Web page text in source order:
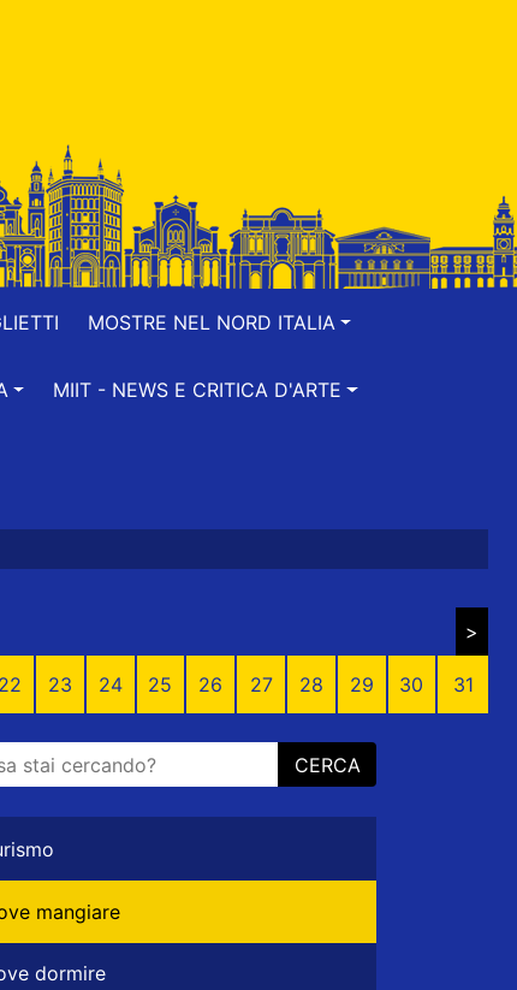
MOSTRE NEL NORD ITALIA
MIIT - NEWS E CRITICA D'ARTE
>
22 23 24 25 26 27 28 29 30 31
CERCA
mangiare
dormire